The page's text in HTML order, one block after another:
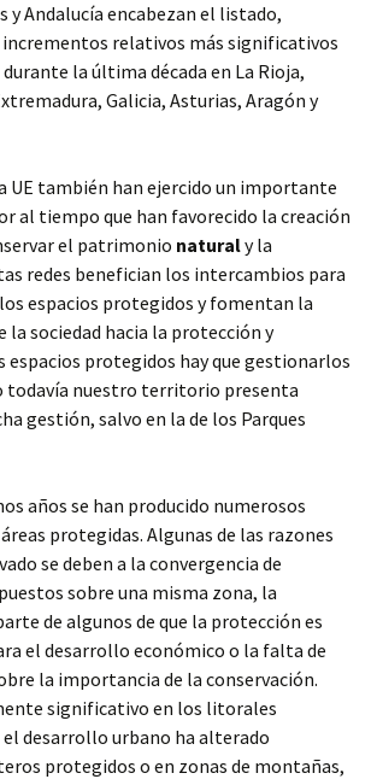
y Andalucía encabezan el listado,
relativos más significativos
la última década en La Rioja,
Galicia, Asturias, Aragón y
UE también han ejercido un importante
al tiempo que han favorecido la creación
el patrimonio naturaly la
redes benefician los intercambios para
espacios protegidos y fomentan la
la sociedad hacia la protección y
espacios protegidos hay que gestionarlos
todavía nuestro territorio presenta
gestión, salvo en la de los Parques
se han producido numerosos
protegidas. Algunas de las razones
se deben a la convergencia de
sobre una misma zona, la
de algunos de que la protección es
el desarrollo económico o la falta de
la importancia de la conservación.
significativo en los litorales
desarrollo urbano ha alterado
protegidos o en zonas de montañas,